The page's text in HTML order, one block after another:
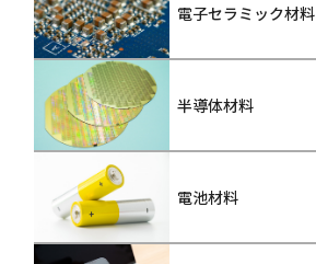
電子セラミック材料
半導体材料
電池材料